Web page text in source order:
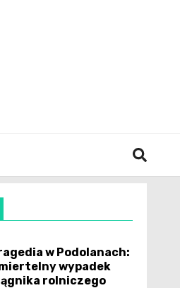
w Podolanach:
wypadek
rolniczego